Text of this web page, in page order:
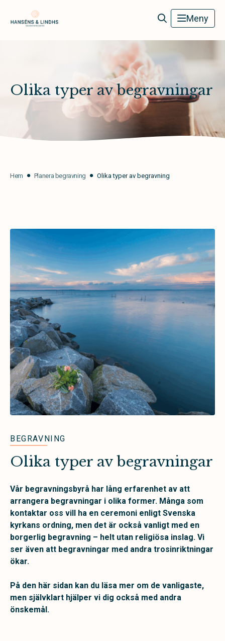
Hanséns & Lindhs Begravningsbyrå Meny
Olika typer av begravningar
Hem Planera begravning Olika typer av begravning
BEGRAVNING
Olika typer av begravningar
Vår begravningsbyrå har lång erfarenhet av att
arrangera begravningar i olika former. Många som
kontaktar oss vill ha en ceremoni enligt Svenska
kyrkans ordning, men det är också vanligt med en
borgerlig begravning – helt utan religiösa inslag. Vi
ser även att begravningar med andra trosinriktningar
ökar.
På den här sidan kan du läsa mer om de vanligaste,
men självklart hjälper vi dig också med andra
önskemål.